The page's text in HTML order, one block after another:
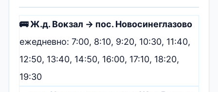
🚌 Ж.д. Вокзал → пос. Новосинеглазово
ежедневно: 7:00, 8:10, 9:20, 10:30, 11:40,
12:50, 13:40, 14:50, 16:00, 17:10, 18:20,
19:30